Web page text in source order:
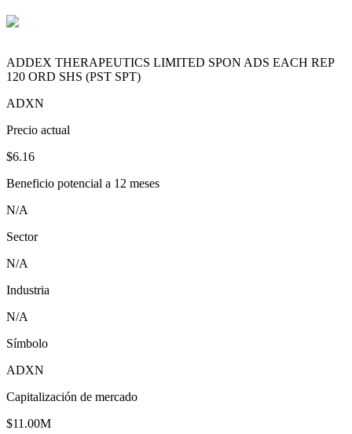
ADDEX THERAPEUTICS LIMITED SPON ADS EACH REP
120 ORD SHS (PST SPT)
ADXN
Precio actual
$6.16
Beneficio potencial a 12 meses
N/A
Sector
N/A
Industria
N/A
Símbolo
ADXN
Capitalización de mercado
$11.00M